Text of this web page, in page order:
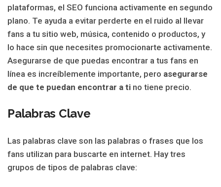
plataformas, el SEO funciona activamente en segundo
plano. Te ayuda a evitar perderte en el ruido al llevar
fans a tu sitio web, música, contenido o productos, y
lo hace sin que necesites promocionarte activamente.
Asegurarse de que puedas encontrar a tus fans en
línea es increíblemente importante, pero asegurarse
de que te puedan encontrar a ti no tiene precio.
Palabras Clave
Las palabras clave son las palabras o frases que los
fans utilizan para buscarte en internet. Hay tres
grupos de tipos de palabras clave: